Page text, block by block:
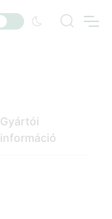
Gyártói
információ